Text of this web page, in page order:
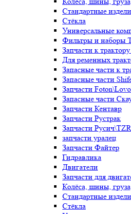
Стандартные
Стёкла
Универсальные
Фильтры и наборы
Запчасти к
Для ременных
Запасные части к
Запасные части
Запчасти
Запасные части
Запчасти Кентавр
Запчасти Рустрак
Запчасти Русич\TZR
запчасти уралец
Запчасти Файтер
Гидравлика
Двигатели
Запчасти для
Колёса, шины,
Стандартные
Стёкла